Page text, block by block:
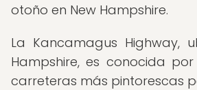
otoño en New Hampshire.
La Kancamagus Highway,
Hampshire, es conocida
carreteras más pintorescas